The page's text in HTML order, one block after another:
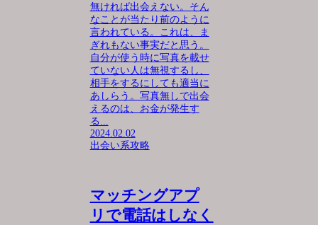
無ければ出会えない。そん
なことが当たり前のように
言われている。これは、ま
ぎれもない事実だと思う。
自分が使う時に写真を載せ
ていない人は無視するし、
相手をするにしても適当に
あしらう。写真無しで出会
えるのは、お金が発生す
る...
2024.02.02
出会い系攻略
マッチングアプ
リで電話はしなく